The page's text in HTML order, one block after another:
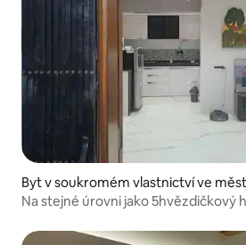
Byt v soukromém vlastnictví ve
Na stejné úrovni jako 5hvězdičkový